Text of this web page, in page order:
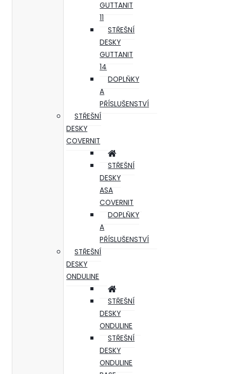
GUTTANIT
11
STŘEŠNÍ
DESKY
GUTTANIT
14
DOPLŇKY
A
PŘÍSLUŠENSTVÍ
STŘEŠNÍ
DESKY
COVERNIT
STŘEŠNÍ
DESKY
ASA
COVERNIT
DOPLŇKY
A
PŘÍSLUŠENSTVÍ
STŘEŠNÍ
DESKY
ONDULINE
STŘEŠNÍ
DESKY
ONDULINE
STŘEŠNÍ
DESKY
ONDULINE